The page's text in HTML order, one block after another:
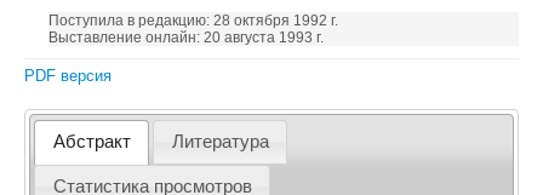
Поступила в редакцию: 28 октября 1992 г.
Выставление онлайн: 20 августа 1993 г.
PDF версия
Абстракт Литература
Статистика просмотров